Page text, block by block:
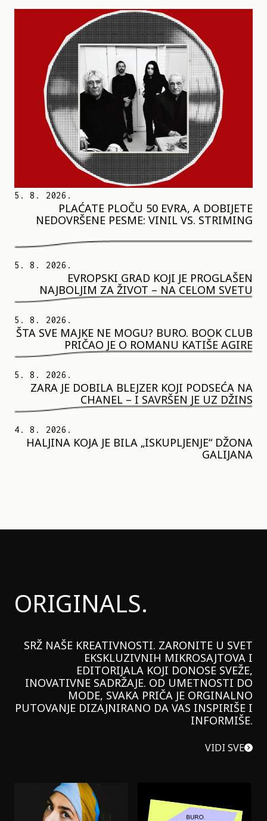
5. 8. 2026.
PLAĆATE PLOČU 50 EVRA, A DOBIJETE
NEDOVRŠENE PESME: VINIL VS. STRIMING
5. 8. 2026.
EVROPSKI GRAD KOJI JE PROGLAŠEN
NAJBOLJIM ZA ŽIVOT – NA CELOM SVETU
5. 8. 2026.
ŠTA SVE MAJKE NE MOGU? BURO. BOOK CLUB
PRIČAO JE O ROMANU KATIŠE AGIRE
5. 8. 2026.
ZARA JE DOBILA BLEJZER KOJI PODSEĆA NA
CHANEL – I SAVRŠEN JE UZ DŽINS
4. 8. 2026.
HALJINA KOJA JE BILA „ISKUPLJENJE“ DŽONA
GALIJANA
ORIGINALS.
SRŽ NAŠE KREATIVNOSTI. ZARONITE U SVET
EKSKLUZIVNIH MIKROSAJTOVA I
EDITORIJALA KOJI DONOSE SVEŽE,
INOVATIVNE SADRŽAJE. OD UMETNOSTI DO
MODE, SVAKA PRIČA JE ORGINALNO
PUTOVANJE DIZAJNIRANO DA VAS INSPIRIŠE I
INFORMIŠE.
VIDI SVE